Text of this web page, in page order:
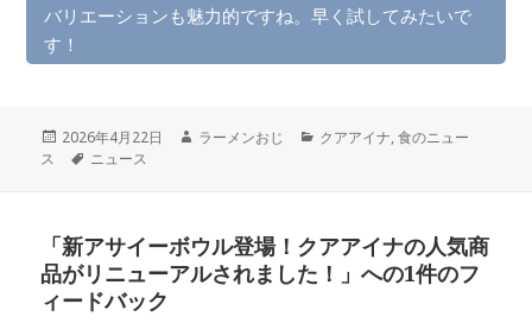
バリエーションも魅力的ですね。早く試してみたいで
す！
投
稿
2026年4月22日
作
ラーメンおじ
カ
クアアイナ,食のニュー
ス
タ
ニュース
「新アサイーボウル登場！クアアイナの人気商
品がリニューアルされました！」への1件のフ
ィードバック